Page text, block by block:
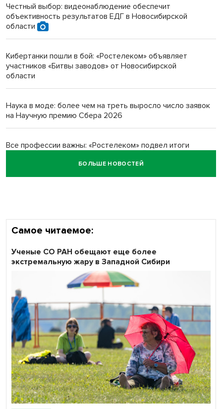
Инвалид получил условный срок за избиение врачей
протезом под Новосибирском
Новосибирский преподаватель с женой вошли в топ-16
многодетных в России
Обновлённое отделение ВТБ открылось в Искитиме
Честный выбор: видеонаблюдение обеспечит
объективность результатов ЕДГ в Новосибирской
области
Кибертанки пошли в бой: «Ростелеком» объявляет
участников «Битвы заводов» от Новосибирской
области
Наука в моде: более чем на треть выросло число заявок
на Научную премию Сбера 2026
Все профессии важны: «Ростелеком» подвел итоги
БОЛЬШЕ НОВОСТЕЙ
Самое читаемое:
Ученые СО РАН обещают еще более
экстремальную жару в Западной Сибири